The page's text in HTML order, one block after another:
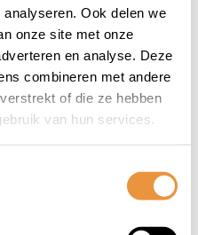
Ook delen we
onze site met onze
en analyse. Deze
combineren met andere
of die ze hebben
van hun services.
179,95